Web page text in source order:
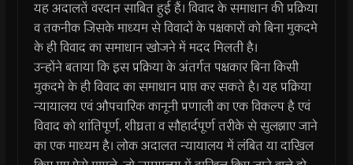
यह अदालतें वरदान साबित हुई हैं। विवाद के समाधान की प्रक्रिया
व तकनीक जिसके माध्यम से विवादों के पक्षकारों को बिना मुकदमे
के ही विवाद का समाधान खोजने में मदद मिलती है।
उन्होंने बताया कि इस प्रक्रिया के अंतर्गत पक्षकार बिना किसी
मुकदमे के ही विवाद का समाधान प्राप्त कर सकते है। यह प्रक्रिया
न्यायालय एवं औपचारिक कानूनी प्रणाली का एक विकल्प है एवं
विवाद को शांतिपूर्ण, शीघ्रता व सौहार्दपूर्ण तरीके से सुलझाए जाने
का एक माध्यम है। लोक अदालत न्यायालय में लंबित या दाखिल